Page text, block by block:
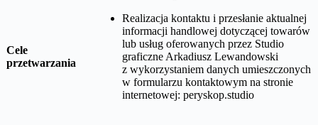
Cele
przetwarzania
Realizacja kontaktu i przesłanie aktualnej
informacji handlowej dotyczącej towarów
lub usług oferowanych przez Studio
graficzne Arkadiusz Lewandowski
z wykorzystaniem danych umieszczonych
w formularzu kontaktowym na stronie
internetowej: peryskop.studio